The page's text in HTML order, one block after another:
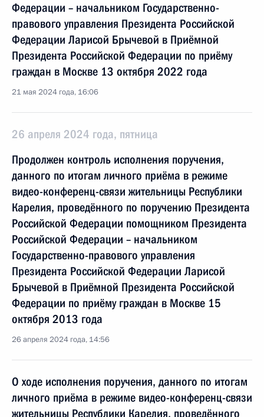
Федерации – начальником Государственно-
правового управления Президента Российской
Федерации Ларисой Брычевой в Приёмной
Президента Российской Федерации по приёму
граждан в Москве 13 октября 2022 года
21 мая 2024 года, 16:06
26 апреля 2024 года, пятница
Продолжен контроль исполнения поручения,
данного по итогам личного приёма в режиме
видео-конференц-связи жительницы Республики
Карелия, проведённого по поручению Президента
Российской Федерации помощником Президента
Российской Федерации – начальником
Государственно-правового управления
Президента Российской Федерации Ларисой
Брычевой в Приёмной Президента Российской
Федерации по приёму граждан в Москве 15
октября 2013 года
26 апреля 2024 года, 14:56
О ходе исполнения поручения, данного по итогам
личного приёма в режиме видео-конференц-связи
жительницы Республики Карелия, проведённого